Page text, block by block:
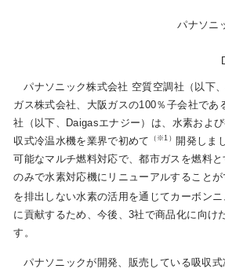
企業情報
ご家庭のお客さま
業務用・産業用のお客
パナソニ
パナソニック株式会社 空質空調社（以下
ガス株式会社、大阪ガスの100％子会社であ
社（以下、Daigasエナジー）は、水素およ
収式冷温水機を業界で初めて
（※1）開発しま
可能なマルチ燃料対応で、都市ガスを燃料
のみで水素対応機にリニューアルすること
を排出しない水素の活用を通じてカーボン
に貢献するため、今後、3社で商品化に向け
す。
パナソニックが開発、販売している吸収